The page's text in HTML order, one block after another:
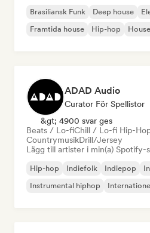
Brasiliansk Funk Deep house
Framtida house
Hip-hop
ADAD Audio
Curator För Spellistor
&gt; 4900 svar ges
Beats / Lo-fiChill / Lo-fi Hip-
CountrymusikDrill/Jersey
Lägg till artister i min(a) Spotify-
Hip-hop Indiefolk Indiepop
Instrumental hiphop